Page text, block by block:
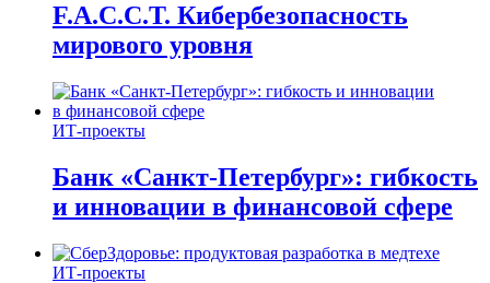
F.A.C.C.T. Кибербезопасность
мирового уровня
ИТ-проекты
Банк «Санкт-Петербург»: гибкость
и инновации в финансовой сфере
ИТ-проекты